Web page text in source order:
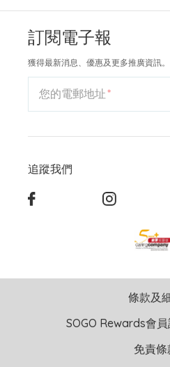
訂閱電子報
獲得最新消息、優惠及更多推廣資訊。
您的電郵地址
追蹤我們
條款及
SOGO Rewards會
免責條